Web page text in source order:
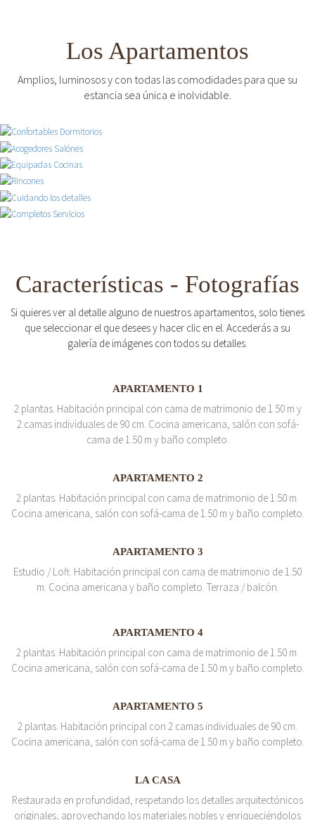
Los Apartamentos
Amplios, luminosos y con todas las comodidades para que su
estancia sea única e inolvidable.
Características - Fotografías
Si quieres ver al detalle alguno de nuestros apartamentos, solo tienes
que seleccionar el que desees y hacer clic en el. Accederás a su
galería de imágenes con todos su detalles.
APARTAMENTO 1
2 plantas. Habitación principal con cama de matrimonio de 1.50 m y
2 camas individuales de 90 cm. Cocina americana, salón con sofá-
cama de 1.50 m y baño completo.
APARTAMENTO 2
2 plantas. Habitación principal con cama de matrimonio de 1.50 m.
Cocina americana, salón con sofá-cama de 1.50 m y baño completo.
APARTAMENTO 3
Estudio / Loft. Habitación principal con cama de matrimonio de 1.50
m. Cocina americana y baño completo. Terraza / balcón.
APARTAMENTO 4
2 plantas. Habitación principal con cama de matrimonio de 1.50 m.
Cocina americana, salón con sofá-cama de 1.50 m y baño completo.
APARTAMENTO 5
2 plantas. Habitación principal con 2 camas individuales de 90 cm.
Cocina americana, salón con sofá-cama de 1.50 m y baño completo.
LA CASA
Restaurada en profundidad, respetando los detalles arquitectónicos
originales, aprovechando los materiales nobles y enriqueciéndolos